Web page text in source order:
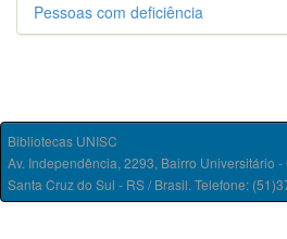
Pessoas com deficiência
Bibliotecas UNISC
Av. Independência, 2293, Bairro Universitário
Santa Cruz do Sul - RS / Brasil. Telefone: